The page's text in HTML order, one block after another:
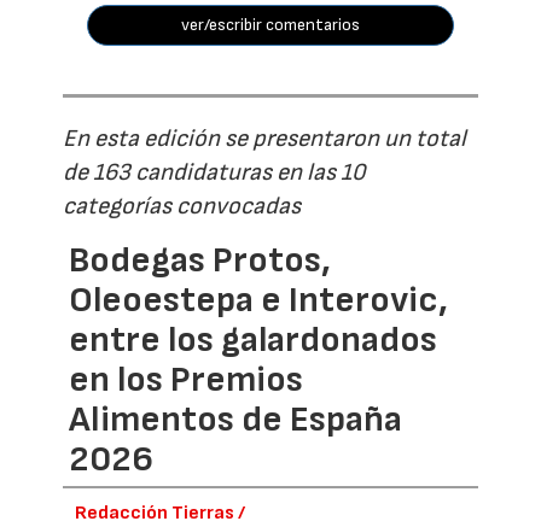
ver/escribir comentarios
En esta edición se presentaron un total
de 163 candidaturas en las 10
categorías convocadas
Bodegas Protos,
Oleoestepa e Interovic,
entre los galardonados
en los Premios
Alimentos de España
2026
Redacción Tierras /